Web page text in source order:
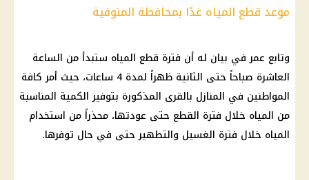
موعد قطع المياه غدًا بمحافظة المنوفية
وتابع عمر في بيان له أن فترة قطع المياه ستبدأ من الساعة
العاشرة صباحاً حتى الثانية ظهراً لمدة 4 ساعات، حيث أمر كافة
المواطنين في المنازل بالقرى المذكورة بتوفير الكمية المناسبة
من المياه خلال فترة القطع حتى عودتها، محذراً من استخدام
المياه خلال فترة الغسيل والتطهير حتى في حال توفرها.